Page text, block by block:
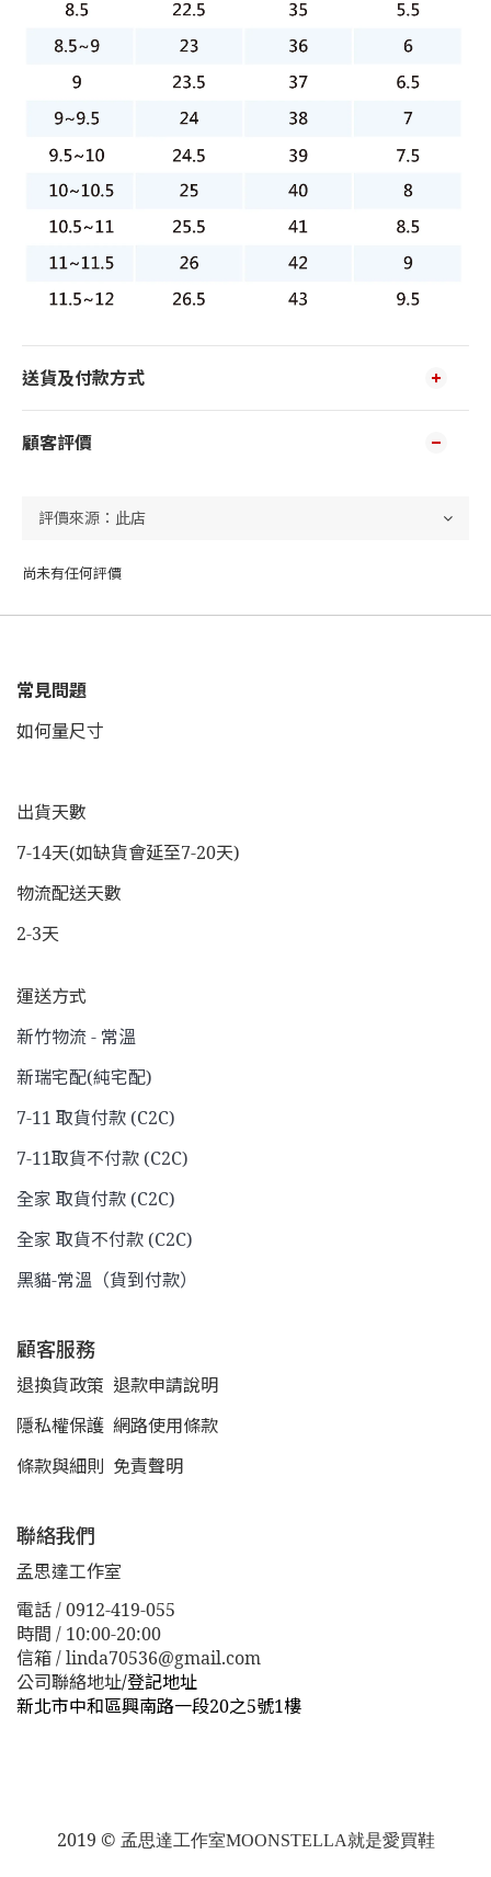
送貨及付款方式
顧客評價
尚未有任何評價
常見問題
如何量尺寸
出貨天數
7-14天(如缺貨會延至7-20天)
物流配送天數
2-3天
運送方式
新竹物流 - 常溫
新瑞宅配(純宅配)
7-11 取貨付款 (C2C)
7-11取貨不付款 (C2C)
全家 取貨付款 (C2C)
全家 取貨不付款 (C2C)
黑貓-常溫（貨到付款）
顧客服務
退換貨政策 退款申請說明
隱私權保護 網路使用條款
條款與細則 免責聲明
聯絡我們
孟思達工作室
電話 / 0912-419-055
時間 / 10:00-20:00
信箱 / linda70536@gmail.com
公司聯絡地址/登記地址
新北市中和區興南路一段20之5號1樓
2019 © 孟思達工作室MOONSTELLA就是愛買鞋